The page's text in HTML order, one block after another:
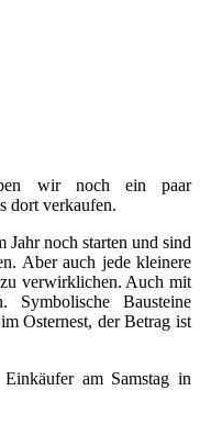
wir noch ein paar
dort verkaufen.
noch starten und sind
Aber auch jede kleinere
verwirklichen. Auch mit
Symbolische Bausteine
Osternest, der Betrag ist
am Samstag in